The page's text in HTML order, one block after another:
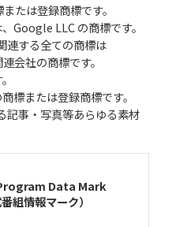
たは登録商標です。
Google LLC の商標です。
する全ての商標は
会社の商標です。
標または登録商標です。
記事・写真等あらゆる素材
Data Mark
番組情報マーク）